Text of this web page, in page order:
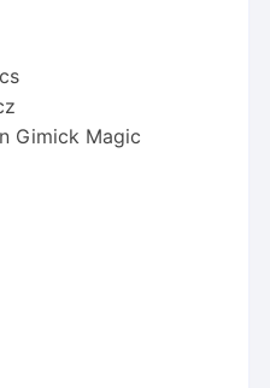
Gimick Magic